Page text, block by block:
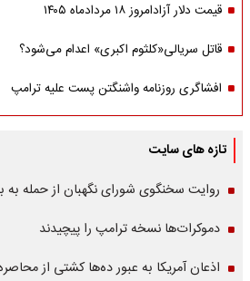
قیمت دلار آزادامروز ۱۸ مردادماه ۱۴۰۵
قاتل سریالی«کلثوم اکبری» اعدام می‌شود؟
افشاگری روزنامه واشنگتن پست علیه ترامپ
تازه های سایت
روایت سخنگوی شورای نگهبان از حمله
دموکرات‌ها نسخه ترامپ را پیچیدند
اذعان آمریکا به عبور ده‌ها کشتی از